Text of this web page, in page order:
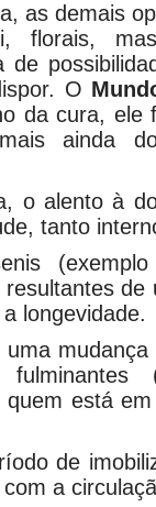
as demais
O
da cura, ele
ainda
o alento à
tanto
(exemplo
de
longevidade.
mudança
está
de
a